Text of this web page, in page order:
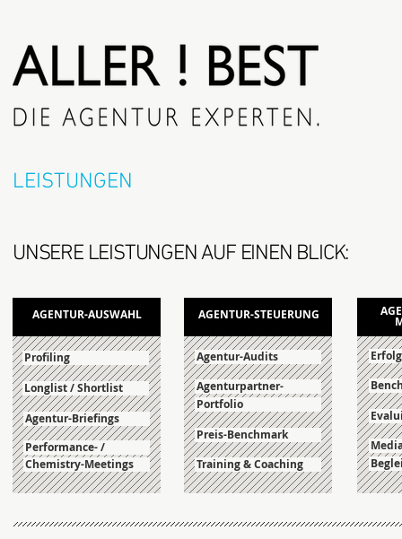
LEISTUNGEN
UNSERE LEISTUNGEN AUF EINEN BLICK:
Profiling
Longlist / Shortlist
Agentur-Briefings
Agentur-Audits
Agenturpartner-
Portfolio
Preis-Benchmark
Training & Coaching
Performance- /
Chemistry-Meetings
AGENTUR-STEUERUNG
AGENTUR-AUSWAHL